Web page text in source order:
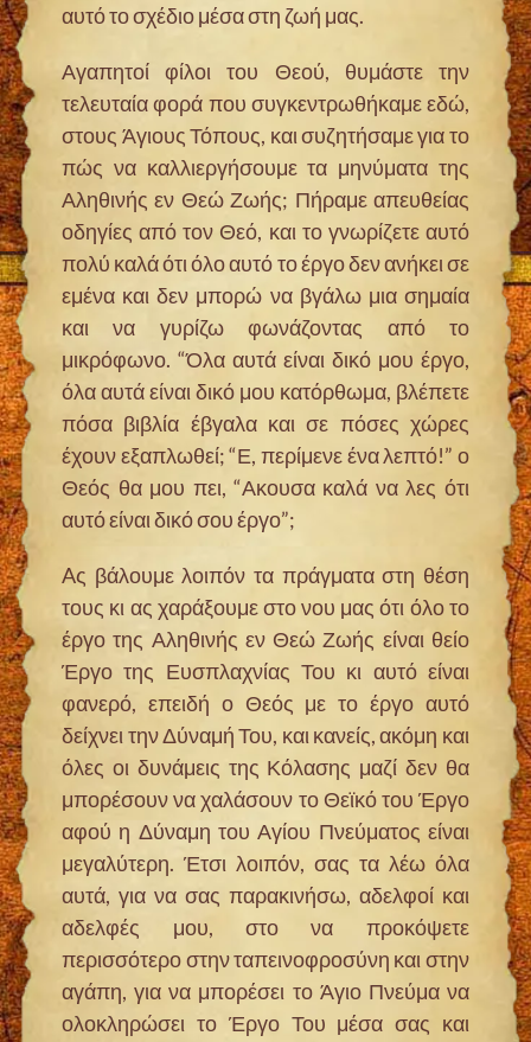
αυτό το σχέδιο μέσα στη ζωή μας.
Αγαπητοί φίλοι του Θεού, θυμάστε την
τελευταία φορά που συγκεντρωθήκαμε εδώ,
στους Άγιους Τόπους, και συζητήσαμε για το
πώς να καλλιεργήσουμε τα μηνύματα της
Αληθινής εν Θεώ Ζωής; Πήραμε απευθείας
οδηγίες από τον Θεό, και το γνωρίζετε αυτό
πολύ καλά ότι όλο αυτό το έργο δεν ανήκει σε
εμένα και δεν μπορώ να βγάλω μια σημαία
και να γυρίζω φωνάζοντας από το
μικρόφωνο. “Όλα αυτά είναι δικό μου έργο,
όλα αυτά είναι δικό μου κατόρθωμα, βλέπετε
πόσα βιβλία έβγαλα και σε πόσες χώρες
έχουν εξαπλωθεί; “Ε, περίμενε ένα λεπτό!” ο
Θεός θα μου πει, “Ακουσα καλά να λες ότι
αυτό είναι δικό σου έργο”;
Aς βάλουμε λοιπόν τα πράγματα στη θέση
τους κι ας χαράξουμε στο νου μας ότι όλο το
έργο της Αληθινής εν Θεώ Ζωής είναι θείο
Έργο της Ευσπλαχνίας Του κι αυτό είναι
φανερό, επειδή ο Θεός με το έργο αυτό
δείχνει την Δύναμή Του, και κανείς, ακόμη και
όλες οι δυνάμεις της Κόλασης μαζί δεν θα
μπορέσουν να χαλάσουν το Θεϊκό του Έργο
αφού η Δύναμη του Αγίου Πνεύματος είναι
μεγαλύτερη. Έτσι λοιπόν, σας τα λέω όλα
αυτά, για να σας παρακινήσω, αδελφοί και
αδελφές μου, στο να προκόψετε
περισσότερο στην ταπεινοφροσύνη και στην
αγάπη, για να μπορέσει το Άγιο Πνεύμα να
ολοκληρώσει το Έργο Του μέσα σας και